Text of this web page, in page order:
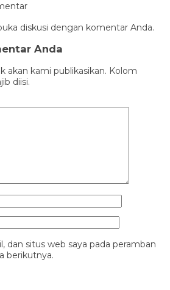
diskusi dengan komentar Anda.
Anda
akan kami publikasikan. Kolom
diisi.
dan situs web saya pada peramban
berikutnya.